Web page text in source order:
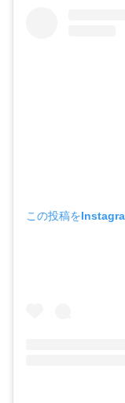
この投稿を